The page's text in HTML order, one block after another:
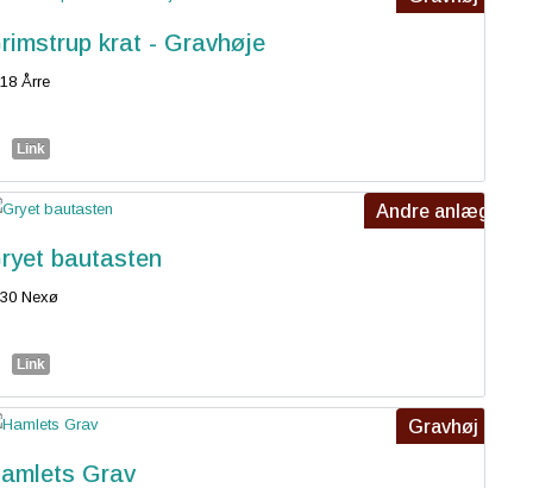
krat - Gravhøje
Årre
Link
Andre anlæg
bautasten
Nexø
Link
Gravhøj
Grav